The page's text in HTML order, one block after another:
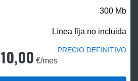
300 Mb
Línea fija no incluida
10,00 €/mes
PRECIO DEFINITIVO